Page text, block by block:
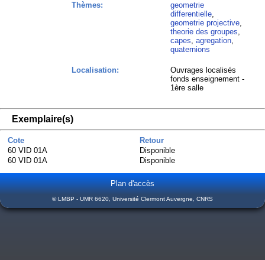
Thèmes:
geometrie
differentielle,
geometrie projective,
theorie des groupes,
capes,agregation,
quaternions
Localisation:
Ouvrages localisés
fonds enseignement -
1ère salle
Exemplaire(s)
Cote
Retour
60 VID 01A
Disponible
60 VID 01A
Disponible
Plan d'accès
© LMBP - UMR 6620, Université Clermont Auvergne, CNRS